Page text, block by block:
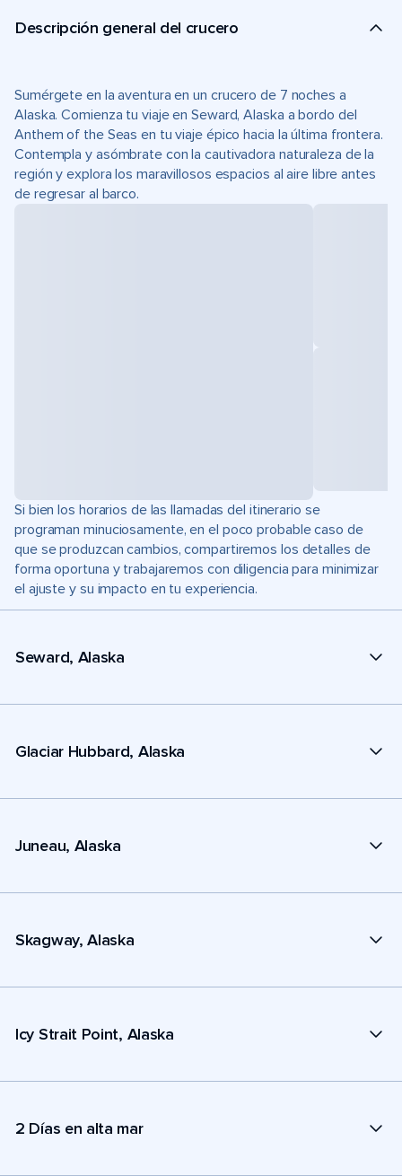
Descripción general del crucero
Sumérgete en la aventura en un crucero de 7 noches a
Alaska. Comienza tu viaje en Seward, Alaska a bordo del
Anthem of the Seas en tu viaje épico hacia la última frontera.
Contempla y asómbrate con la cautivadora naturaleza de la
región y explora los maravillosos espacios al aire libre antes
de regresar al barco.
Si bien los horarios de las llamadas del itinerario se
programan minuciosamente, en el poco probable caso de
que se produzcan cambios, compartiremos los detalles de
forma oportuna y trabajaremos con diligencia para minimizar
el ajuste y su impacto en tu experiencia.
Seward, Alaska
Glaciar Hubbard, Alaska
Juneau, Alaska
Skagway, Alaska
Icy Strait Point, Alaska
2 Días en alta mar